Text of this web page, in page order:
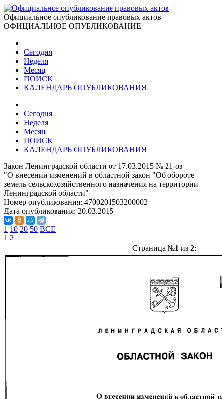
Официальное опубликование правовых актов
ОФИЦИАЛЬНОЕ ОПУБЛИКОВАНИЕ
Сегодня
Неделя
Месяц
ПОИСК
КАЛЕНДАРЬ ОПУБЛИКОВАНИЯ
Сегодня
Неделя
Месяц
ПОИСК
КАЛЕНДАРЬ ОПУБЛИКОВАНИЯ
Закон Ленинградской области от 17.03.2015 № 21-оз
"О внесении изменений в областной закон "Об обороте
земель сельскохозяйственного назначения на территории
Ленинградской области"
Номер опубликования: 4700201503200002
Дата опубликования: 20.03.2015
1 10 20 50 ВСЕ
1 2
Страница №1 из 2: